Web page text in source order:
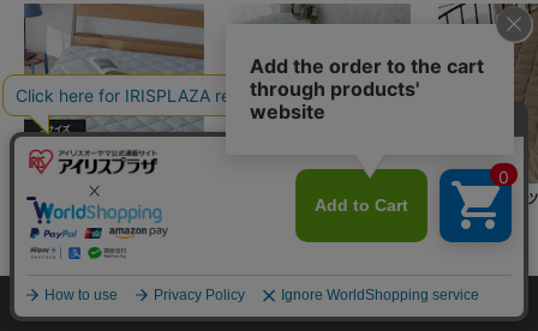
敷きパッド シングル 接
触冷感 Q-max0.448 ア
イスブルー
セール
タオルケット シングル
-ｍax0.45 吸湿速乾 ア
¥3,980
ボックスシー
ブル レーヨン
触涼感 ブラウ
HOME 探す ログイン お気に入り お知らせ